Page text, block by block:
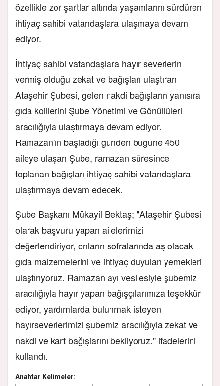
özellikle zor şartlar altında yaşamlarını sürdüren
ihtiyaç sahibi vatandaşlara ulaşmaya devam
ediyor.
İhtiyaç sahibi vatandaşlara hayır severlerin
vermiş olduğu zekat ve bağışları ulaştıran
Ataşehir Şubesi, gelen nakdi bağışların yanısıra
gıda kolilerini Şube Yönetimi ve Gönüllüleri
aracılığıyla ulaştırmaya devam ediyor.
Ramazan'ın başladığı günden bugüne 450
aileye ulaşan Şube, ramazan süresince
toplanan bağışları ihtiyaç sahibi vatandaşlara
ulaştırmaya devam edecek.
Şube Başkanı Mükayil Bektaş; "Ataşehir Şubesi
olarak başvuru yapan ailelerimizi
değerlendiriyor, onların sofralarında aş olacak
gıda malzemelerini ve ihtiyaç duyulan yemekleri
ulaştırıyoruz. Ramazan ayı vesilesiyle şubemiz
aracılığıyla hayır yapan bağışçılarımıza teşekkür
ediyor, yardımlarda bulunmak isteyen
hayırseverlerimizi şubemiz aracılığıyla zekat ve
nakdi ve kart bağışlarını bekliyoruz." ifadelerini
kullandı.
Anahtar Kelimeler: